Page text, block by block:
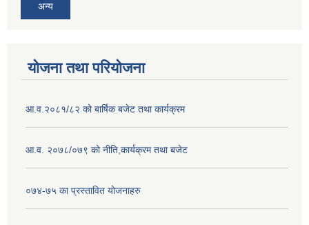
अन्य
योजना तथा परियोजना
आ.व.२०८१/८२ को बार्षिक बजेट तथा कार्यक्रम
आ.व. २०७८/०७९ को नीति,कार्यक्रम तथा बजेट
०७४-७५ का प्रस्तावित योजनाहरु